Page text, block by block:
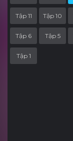
Tập 11 Tập 10
Tập 6 Tập 5
Tập 1